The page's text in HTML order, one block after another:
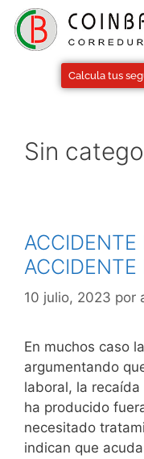
Calcula tus
Sin
ACCIDENTE
10 julio, 2023 por
En muchos caso
argumentando
laboral, la
ha producido
necesitado
indican que